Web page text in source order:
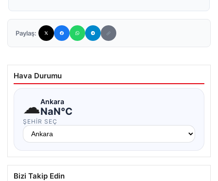
Paylaş:
Hava Durumu
☁Ankara
NaN°C
ŞEHIR SEÇ
Bizi Takip Edin